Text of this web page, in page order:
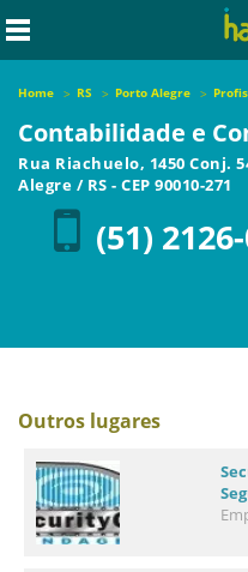
Home RS Porto Alegre
Contabilidade e
Rua Riachuelo, 1450 Conj.
Alegre / RS - CEP 90010-271
(51)
Outros lugares